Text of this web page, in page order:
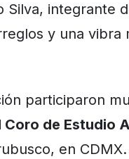
Silva, integrante
y una vibra
participaron
de Estudio
en CDMX.